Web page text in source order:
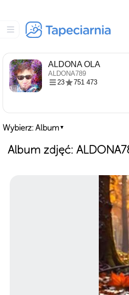
ALDONA OLA
ALDONA789
23
751 473
Wybierz: Album ▼
Album zdjęć: